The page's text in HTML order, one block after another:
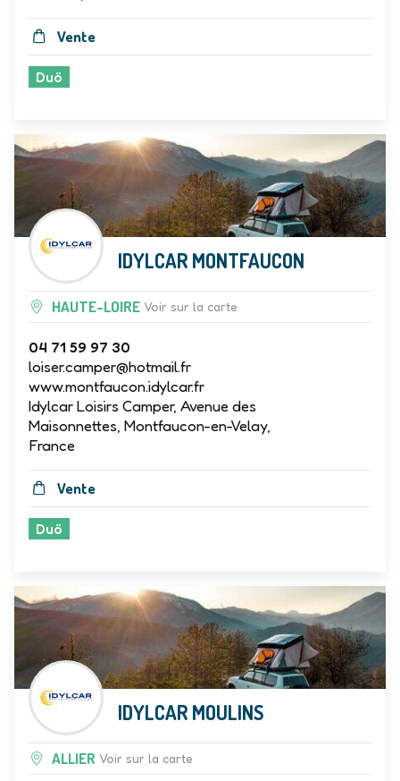
Vente
Duö
IDYLCAR MONTFAUCON
HAUTE-LOIRE Voir sur la carte
04 71 59 97 30
loiser.camper@hotmail.fr
www.montfaucon.idylcar.fr
Idylcar Loisirs Camper, Avenue des
Maisonnettes, Montfaucon-en-Velay,
Vente
Duö
IDYLCAR MOULINS
ALLIER Voir sur la carte